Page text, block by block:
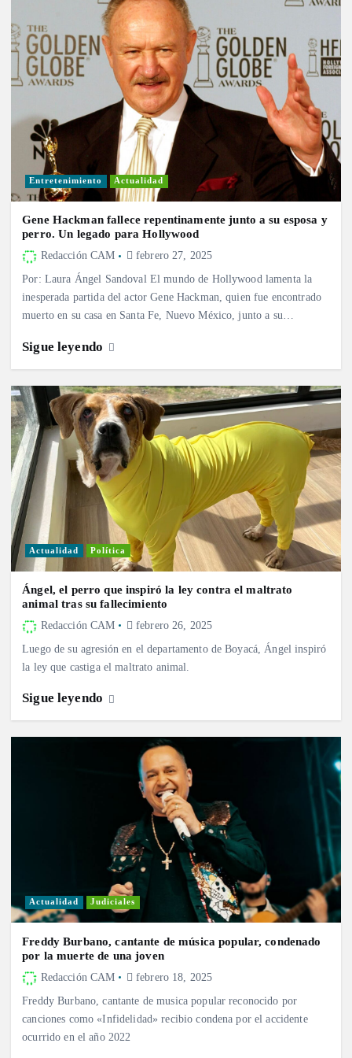
Entretenimiento Actualidad
Gene Hackman fallece repentinamente junto a su esposa y
perro. Un legado para Hollywood
Redacción CAM febrero 27, 2025
Por: Laura Ángel Sandoval El mundo de Hollywood lamenta la
inesperada partida del actor Gene Hackman, quien fue encontrado
muerto en su casa en Santa Fe, Nuevo México, junto a su…
Sigue leyendo
Actualidad Política
Ángel, el perro que inspiró la ley contra el maltrato
animal tras su fallecimiento
Redacción CAM febrero 26, 2025
Luego de su agresión en el departamento de Boyacá, Ángel inspiró
la ley que castiga el maltrato animal.
Sigue leyendo
Actualidad Judiciales
Freddy Burbano, cantante de música popular, condenado
por la muerte de una joven
Redacción CAM febrero 18, 2025
Freddy Burbano, cantante de musica popular reconocido por
canciones como «Infidelidad» recibio condena por el accidente
ocurrido en el año 2022